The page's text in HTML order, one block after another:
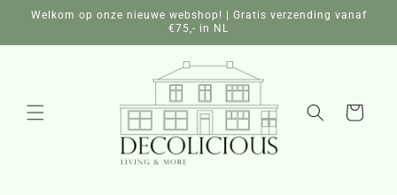
naar de
Welkom op onze nieuwe webshop! | Gratis verzending vanaf
€75,- in NL
Winkelwagen